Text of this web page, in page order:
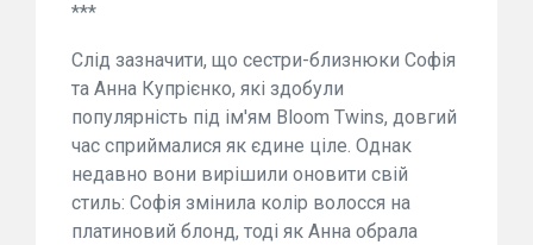
***
Слід зазначити, що сестри-близнюки Софія
та Анна Купрієнко, які здобули
популярність під ім'ям Bloom Twins, довгий
час сприймалися як єдине ціле. Однак
недавно вони вирішили оновити свій
стиль: Софія змінила колір волосся на
платиновий блонд, тоді як Анна обрала